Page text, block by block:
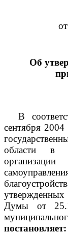
Об
В
сентября
области в
утвержденных
Думы от
постановляет: